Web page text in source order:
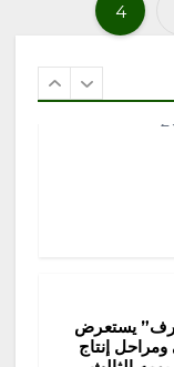
4
إلى الأثر»
الإعاقة في
يستعرض
إنتاج